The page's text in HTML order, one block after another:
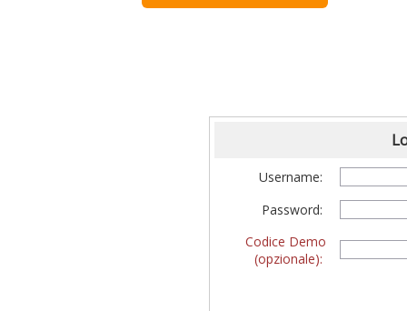
Username:
Password:
Codice Demo
(opzionale):